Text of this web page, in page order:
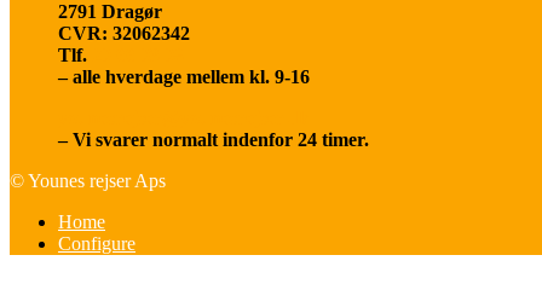
2791 Dragør
CVR: 32062342
Tlf.
– alle hverdage mellem kl. 9-16
– Vi svarer normalt indenfor 24 timer.
© Younes rejser Aps
Home
Configure